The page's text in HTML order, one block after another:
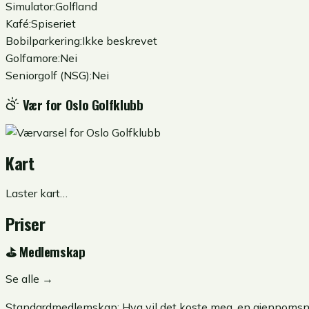
Simulator:Golfland
Kafé:Spiseriet
Bobilparkering:Ikke beskrevet
Golfamore:Nei
Seniorgolf (NSG):Nei
Vær for Oslo Golfklubb
Kart
Laster kart…
Priser
⛳Medlemskap
Se alle →